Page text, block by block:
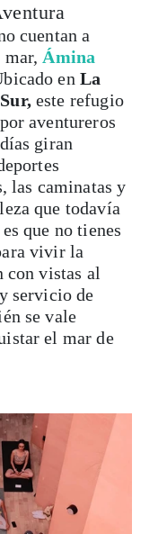
cuentan a
mar, Ámina
en La
este refugio
aventureros
giran
las caminatas y
que todavía
que no tienes
vivir la
con vistas al
servicio de
se vale
el mar de